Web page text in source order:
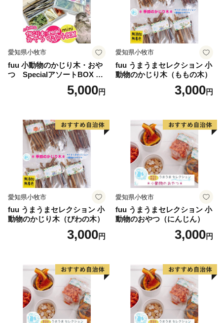
愛知県小牧市
fuu 小動物のかじり木・おや
つ SpecialアソートBOX mi
5,000円
愛知県小牧市
fuu うまうまセレクション 小
動物のかじり木（ももの木）
3,000円
愛知県小牧市
fuu うまうまセレクション 小
動物のかじり木（びわの木）
3,000円
愛知県小牧市
fuu うまうまセレクション 小
動物のおやつ（にんじん）
3,000円